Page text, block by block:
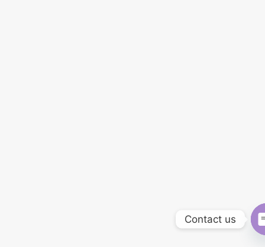
Contact us